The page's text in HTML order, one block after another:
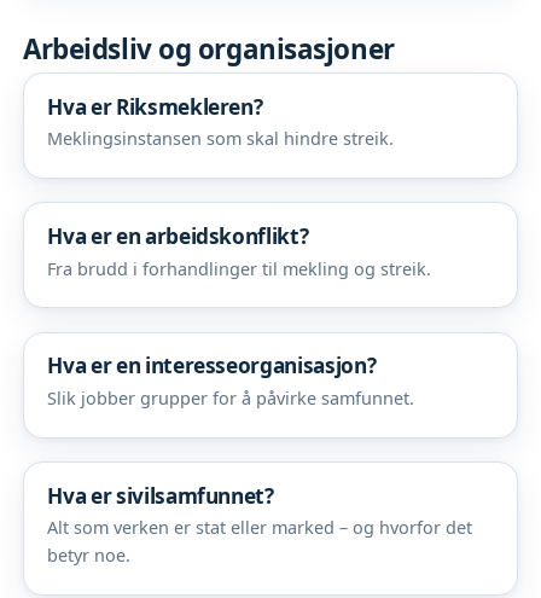
Arbeidsliv og organisasjoner
Hva er Riksmekleren?
Meklingsinstansen som skal hindre streik.
Hva er en arbeidskonflikt?
Fra brudd i forhandlinger til mekling og streik.
Hva er en interesseorganisasjon?
Slik jobber grupper for å påvirke samfunnet.
Hva er sivilsamfunnet?
Alt som verken er stat eller marked – og hvorfor det
betyr noe.